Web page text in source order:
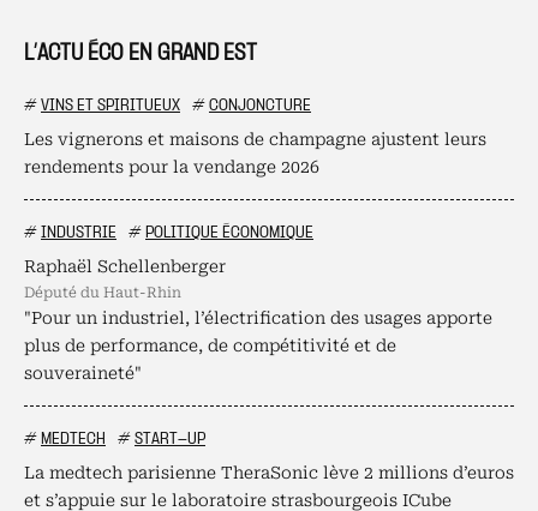
L’ACTU ÉCO EN GRAND EST
# VINS ET SPIRITUEUX # CONJONCTURE
Les vignerons et maisons de champagne ajustent leurs
rendements pour la vendange 2026
# INDUSTRIE # POLITIQUE ÉCONOMIQUE
Raphaël Schellenberger
député du Haut-Rhin
"Pour un industriel, l’électrification des usages apporte
plus de performance, de compétitivité et de
souveraineté"
# MEDTECH # START-UP
La medtech parisienne TheraSonic lève 2 millions d’euros
et s’appuie sur le laboratoire strasbourgeois ICube